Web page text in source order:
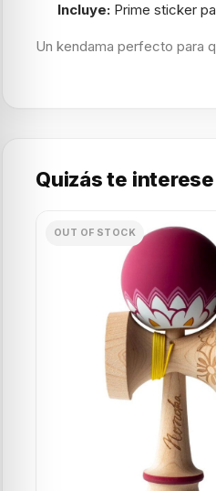
Incluye: Prime sticker
Un kendama perfecto para
Quizás te interese
OUT OF STOCK